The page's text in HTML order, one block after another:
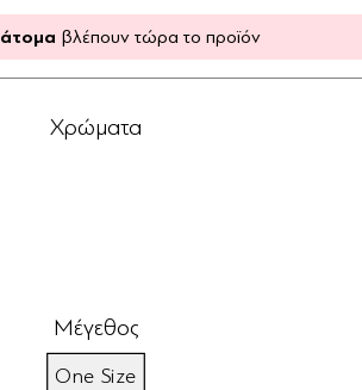
άτομα βλέπουν τώρα το προϊόν
Χρώματα
Μέγεθος
One Size